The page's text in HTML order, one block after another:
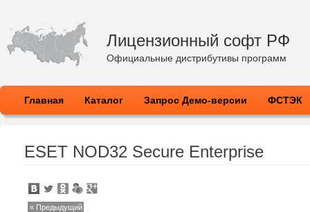
Лицензионный софт РФ
Официальные дистрибутивы программ
Главная Каталог Запрос Демо-версии ФСТЭК
ESET NOD32 Secure Enterprise
« Предыдущий